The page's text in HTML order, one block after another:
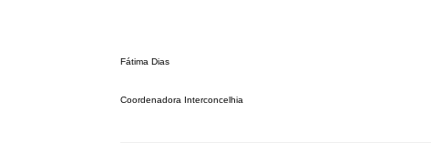
Fátima Dias
Coordenadora Interconcelhia